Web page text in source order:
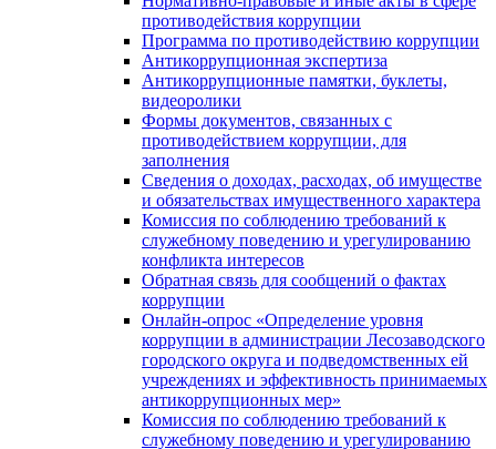
противодействия коррупции
Программа по противодействию коррупции
Антикоррупционная экспертиза
Антикоррупционные памятки, буклеты,
видеоролики
Формы документов, связанных с
противодействием коррупции, для
заполнения
Сведения о доходах, расходах, об имуществе
и обязательствах имущественного характера
Комиссия по соблюдению требований к
служебному поведению и урегулированию
конфликта интересов
Обратная связь для сообщений о фактах
коррупции
Онлайн-опрос «Определение уровня
коррупции в администрации Лесозаводского
городского округа и подведомственных ей
учреждениях и эффективность принимаемых
антикоррупционных мер»
Комиссия по соблюдению требований к
служебному поведению и урегулированию